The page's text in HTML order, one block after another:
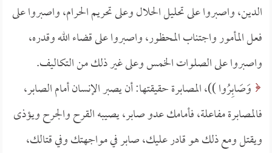
الدين، واصبروا على تحليل الحلال وعلى تحريم الحرام، واصبروا على
فعل المأمور واجتناب المحظور، واصبروا على قضاء الله وقدره،
واصبروا على الصلوات الخمس وعلى غير ذلك من التكاليف.
وَصَابِرُوا ))، المصابرة حقيقتها: أن يصبر الإنسان أمام الصابر،
فالمصابرة مفاعلة، فأمامك عدو صابر، يصيبه القرح والجرح ويؤذى
ويقتل ومع ذلك هو قادر عليك، صابر في مواجهتك وفي قتالك،